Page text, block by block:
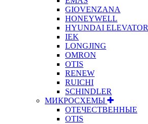
GIOVENZANA
HONEYWELL
HYUNDAI ELEVATOR
IEK
LONGJING
OMRON
OTIS
RENEW
RUICHI
SCHINDLER
МИКРОСХЕМЫ
ОТЕЧЕСТВЕННЫЕ
OTIS